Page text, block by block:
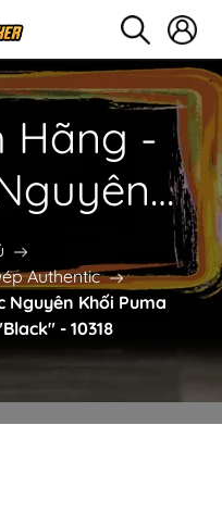
Hãng -
Divecat
-
Authentic
Nguyên Khối Puma
- 10318